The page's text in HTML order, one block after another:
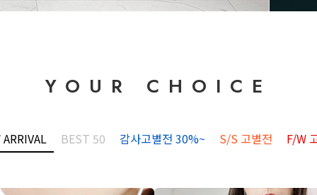
YOUR CHOICE
BEST 50 감사고별전 30%~ S/S 고별전 F/W